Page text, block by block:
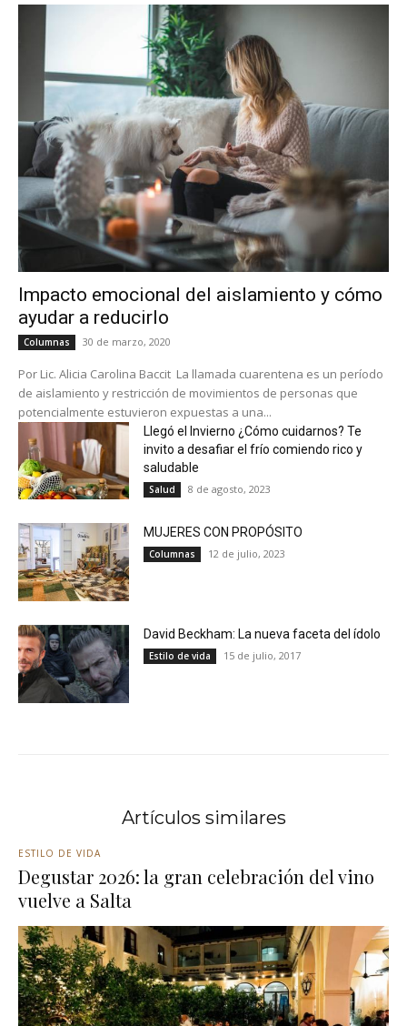
Impacto emocional del aislamiento y cómo
ayudar a reducirlo
Columnas 30 de marzo, 2020
Por Lic. Alicia Carolina Baccit La llamada cuarentena es un período
de aislamiento y restricción de movimientos de personas que
potencialmente estuvieron expuestas a una...
Llegó el Invierno ¿Cómo cuidarnos? Te
invito a desafiar el frío comiendo rico y
saludable
Salud 8 de agosto, 2023
MUJERES CON PROPÓSITO
Columnas 12 de julio, 2023
David Beckham: La nueva faceta del ídolo
Estilo de vida 15 de julio, 2017
Artículos similares
ESTILO DE VIDA
Degustar 2026: la gran celebración del vino
vuelve a Salta